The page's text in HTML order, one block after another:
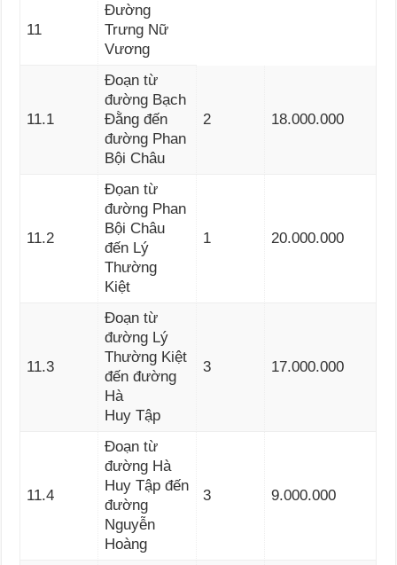
11
Đường
Trưng Nữ
Vương
11.1
Đoạn từ
đường Bạch
Đằng đến
đường Phan
Bội Châu
2 18.000.000
11.2
Đọan từ
đường Phan
Bội Châu
đến Lý
Thường
Kiệt
1 20.000.000
11.3
Đoạn từ
đường Lý
Thường Kiệt
đến đường
Hà
Huy Tập
3 17.000.000
11.4
Đoạn từ
đường Hà
Huy Tập đến
đường
Nguyễn
Hoàng
3 9.000.000